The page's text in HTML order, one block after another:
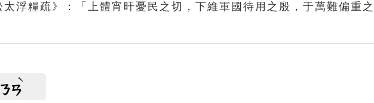
太浮糧疏》：「上體宵旰憂民之切，下維軍國待用之殷，于萬難偏重
ㄋㄢ